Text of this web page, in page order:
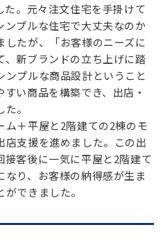
。元々注文住宅を手掛けて
ンプルな住宅で大丈夫なのか
たが、「お客様のニーズに
、新ブランドの立ち上げに踏
プルな商品設計ということ
い商品を構築でき、出店・
。
ム＋平屋と2階建ての2棟のモ
店支援を進めました。この出
客後に一気に平屋と2階建て
り、お客様の納得感が生ま
できました。